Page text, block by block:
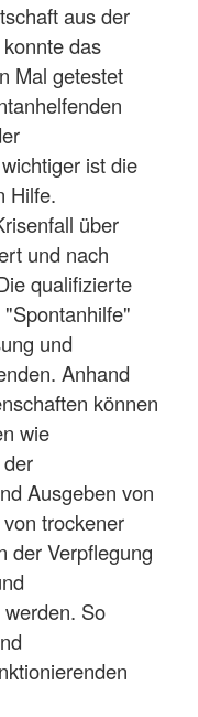
aus der
das
Mal getestet
ist die
Hilfe.
über
und nach
qualifizierte
und
Anhand
können
wie
Ausgeben von
trockener
der Verpflegung
So